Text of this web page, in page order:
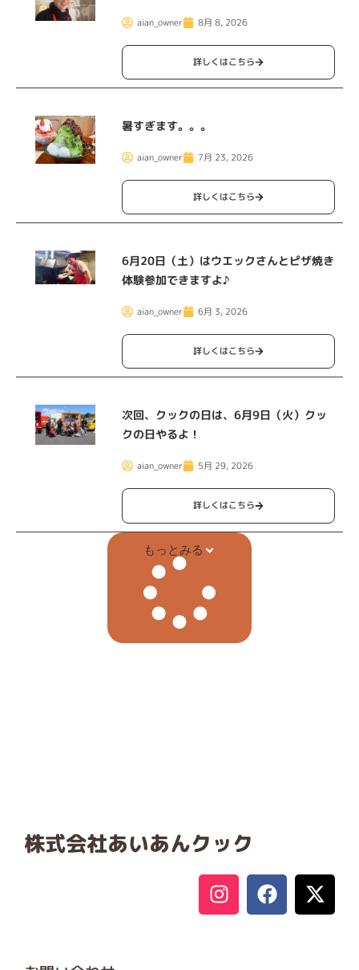
aian_owner 8月 8, 2026
詳しくはこちら
暑すぎます。。。
aian_owner 7月 23, 2026
詳しくはこちら
6月20日（土）はウエックさんとピザ焼き
体験参加できますよ♪
aian_owner 6月 3, 2026
詳しくはこちら
次回、クックの日は、6月9日（火）クッ
クの日やるよ！
aian_owner 5月 29, 2026
詳しくはこちら
もっとみる
株式会社あいあんクック